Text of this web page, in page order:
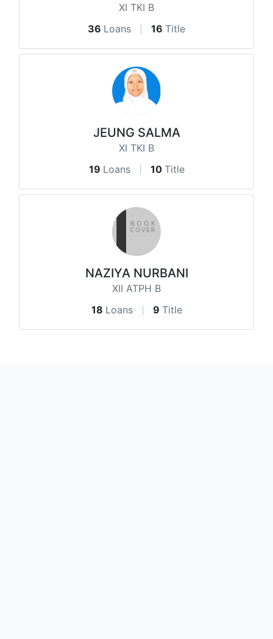
XI TKI B
36 Loans 16 Title
JEUNG SALMA
XI TKI B
19 Loans 10 Title
NAZIYA NURBANI
XII ATPH B
18 Loans 9 Title